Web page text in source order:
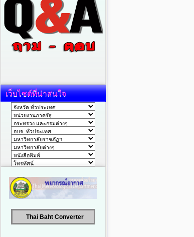
เว็บไซต์ที่น่าสนใจ
Thai Baht Converter